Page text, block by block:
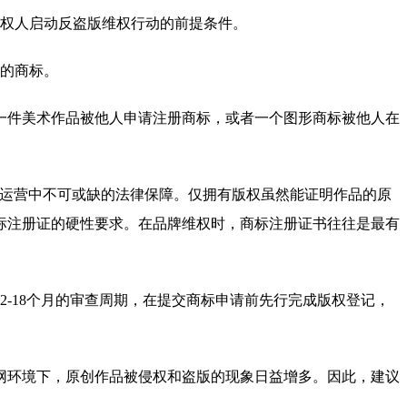
人启动反盗版维权行动的前提条件。
商标。
美术作品被他人申请注册商标，或者一个图形商标被他人在
营中不可或缺的法律保障。仅拥有版权虽然能证明作品的原
册证的硬性要求。在品牌维权时，商标注册证书往往是最有
个月的审查周期，在提交商标申请前先行完成版权登记，
境下，原创作品被侵权和盗版的现象日益增多。因此，建议